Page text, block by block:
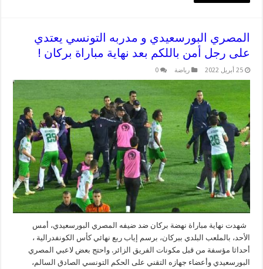
المصري البورسعيدي و مدربه التونسي يعتدي
على رجل أمن باللكم بعد نهاية مباراة بركان !
25 أبريل 2022 رياضة 0
شهدت نهاية مباراة نهضة بركان ضد ضيفه المصري البورسعيدي، أمس
الأحد، بالملعب البلدي ببركان، برسم إياب ربع نهائي كأس الكونفدرالية ،
أحداثا مؤسفة من قبل مكونات الفريق الزائر. واحتج بعض لاعبي المصري
البورسعيدي وأعضاء جهازه التقني على الحكم التونسي الصادق السالم،